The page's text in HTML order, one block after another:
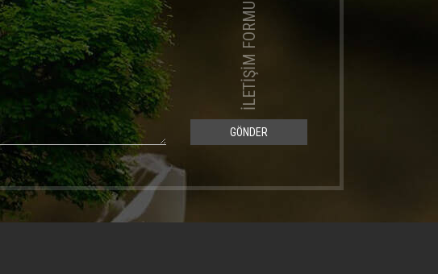
İLETİŞİM FORMU
GÖNDER